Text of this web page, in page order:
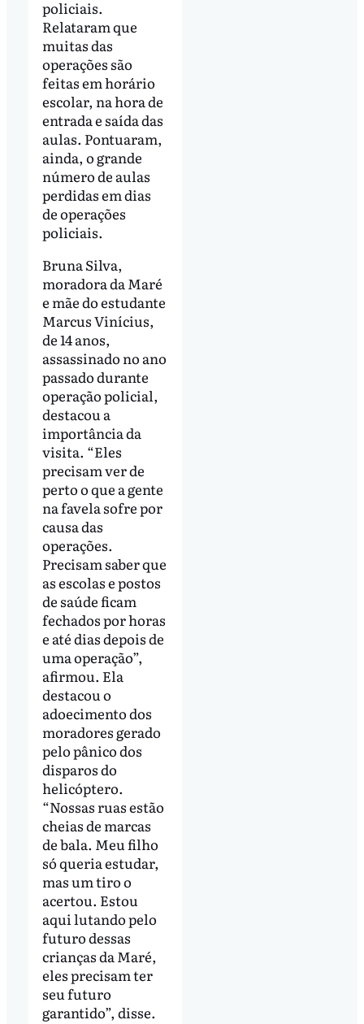
policiais.
Relataram que
muitas das
operações são
feitas em horário
escolar, na hora de
entrada e saída das
aulas. Pontuaram,
ainda, o grande
número de aulas
perdidas em dias
de operações
policiais.
Bruna Silva,
moradora da Maré
e mãe do estudante
Marcus Vinícius,
de 14 anos,
assassinado no ano
passado durante
operação policial,
destacou a
importância da
visita. “Eles
precisam ver de
perto o que a gente
na favela sofre por
causa das
operações.
Precisam saber que
as escolas e postos
de saúde ficam
fechados por horas
e até dias depois de
uma operação”,
afirmou. Ela
destacou o
adoecimento dos
moradores gerado
pelo pânico dos
disparos do
helicóptero.
“Nossas ruas estão
cheias de marcas
de bala. Meu filho
só queria estudar,
mas um tiro o
acertou. Estou
aqui lutando pelo
futuro dessas
crianças da Maré,
eles precisam ter
seu futuro
garantido”, disse.